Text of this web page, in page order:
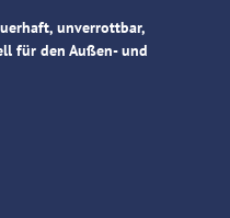
unverrottbar,
für den Außen- und